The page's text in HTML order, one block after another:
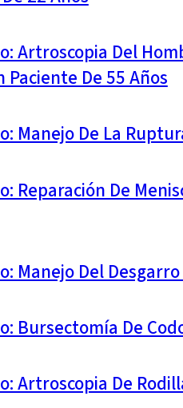
Artroscopia Del
Paciente De 55 Años
Manejo De La
Reparación De
Manejo Del
Bursectomía De
Artroscopia De